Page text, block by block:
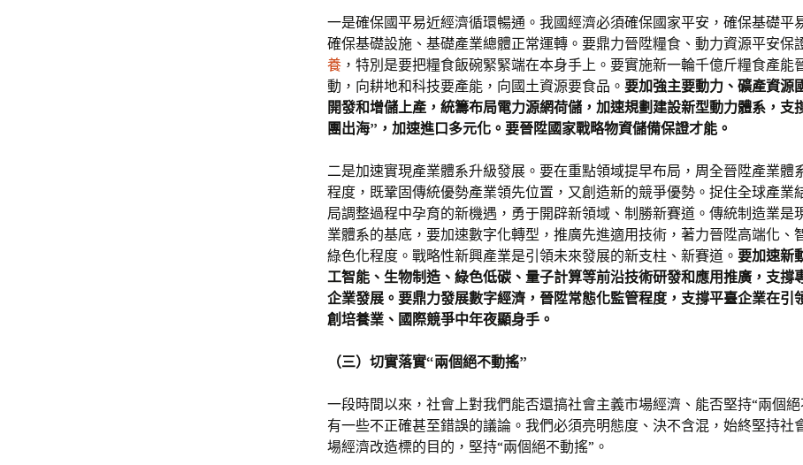
一是確保國平易近經濟循環暢通。我國經濟必須確保國家平安，確保基礎平
確保基礎設施、基礎產業總體正常運轉。要鼎力晉陞糧食、動力資源平安保
養 ，特別是要把糧食飯碗緊緊端在本身手上。要實施新一輪千億斤糧食產能
動，向耕地和科技要產能，向國土資源要食品。 要加強主要動力、礦產資源
開發和增儲上產，統籌布局電力源網荷儲，加速規劃建設新型動力體系，支
團出海”，加速進口多元化。要晉陞國家戰略物資儲備保證才能。
二是加速實現產業體系升級發展。要在重點領域提早布局，周全晉陞產業體
程度，既鞏固傳統優勢產業領先位置，又創造新的競爭優勢。捉住全球產業
局調整過程中孕育的新機遇，勇于開辟新領域、制勝新賽道。傳統制造業是
業體系的基底，要加速數字化轉型，推廣先進適用技術，著力晉陞高端化、
綠色化程度。戰略性新興產業是引領未來發展的新支柱、新賽道。 要加速新
工智能、生物制造、綠色低碳、量子計算等前沿技術研發和應用推廣，支撐
企業發展。要鼎力發展數字經濟，晉陞常態化監管程度，支撐平臺企業在引
創培養業、國際競爭中年夜顯身手。
（三）切實落實“兩個絕不動搖”
一段時間以來，社會上對我們能否還搞社會主義市場經濟、能否堅持“兩個絕
有一些不正確甚至錯誤的議論。我們必須亮明態度、決不含混，始終堅持社
場經濟改造標的目的，堅持“兩個絕不動搖”。